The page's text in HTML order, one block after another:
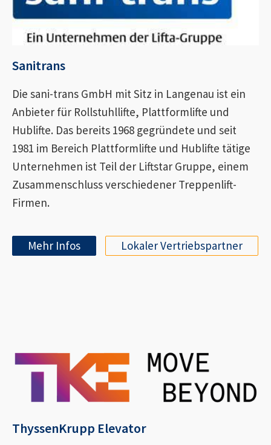
Sanitrans
Die sani-trans GmbH mit Sitz in Langenau ist ein
Anbieter für Rollstuhllifte, Plattformlifte und
Hublifte. Das bereits 1968 gegründete und seit
1981 im Bereich Plattformlifte und Hublifte tätige
Unternehmen ist Teil der Liftstar Gruppe, einem
Zusammenschluss verschiedener Treppenlift-
Firmen.
Mehr Infos Lokaler Vertriebspartner
ThyssenKrupp Elevator